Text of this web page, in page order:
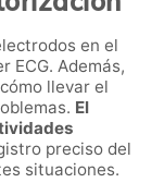
en el
ECG. Además,
llevar el
El
preciso del
situaciones.